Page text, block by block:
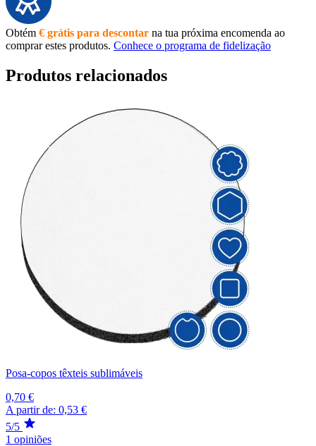
Obtém € grátis para descontar na tua próxima encomenda ao
comprar estes produtos. Conhece o programa de fidelização
Produtos relacionados
Posa-copos têxteis sublimáveis
0,70 €
A partir de: 0,53 €
5/5
1 opiniões